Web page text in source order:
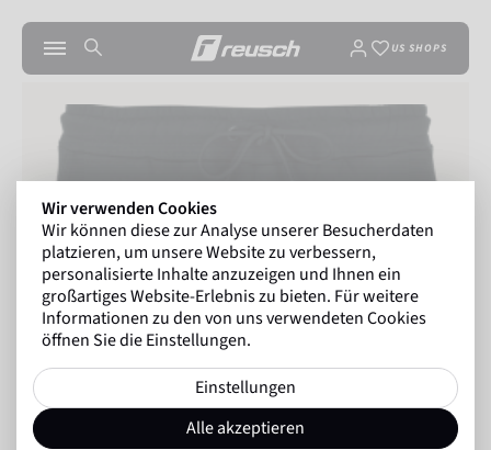
US SHOPS
Wir verwenden Cookies
Wir können diese zur Analyse unserer Besucherdaten
platzieren, um unsere Website zu verbessern,
personalisierte Inhalte anzuzeigen und Ihnen ein
großartiges Website-Erlebnis zu bieten. Für weitere
Informationen zu den von uns verwendeten Cookies
öffnen Sie die Einstellungen.
Einstellungen
Alle akzeptieren